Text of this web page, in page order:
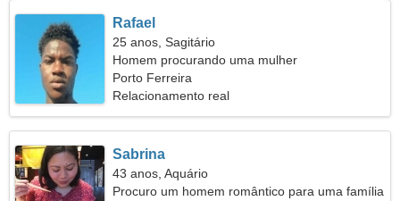
Rafael
25 anos, Sagitário
Homem procurando uma mulher
Porto Ferreira
Relacionamento real
Sabrina
43 anos, Aquário
Procuro um homem romântico para uma família